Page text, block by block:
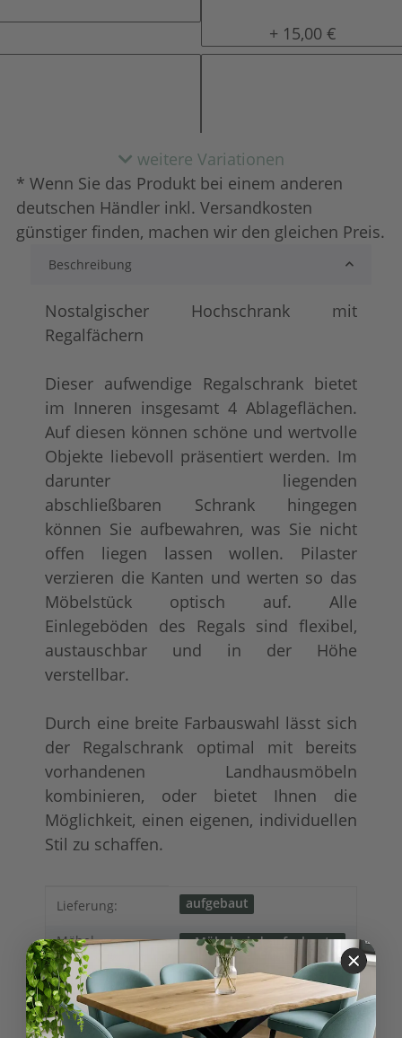
gewachst
+ 15,00 €
lackiert
+ 22,00 € tief gebürstet
shabby chic / antik look
+ 44,00 € Konfigurator
+ 53,00 €
weitere Variationen
* Wenn Sie das Produkt bei einem anderen
deutschen Händler inkl. Versandkosten
günstiger finden, machen wir den gleichen Preis.
Beschreibung
Nostalgischer Hochschrank mit
Regalfächern
Dieser aufwendige Regalschrank bietet
im Inneren insgesamt 4 Ablageflächen.
Auf diesen können schöne und wertvolle
Objekte liebevoll präsentiert werden. Im
darunter liegenden
abschließbaren Schrank hingegen
können Sie aufbewahren, was Sie nicht
offen liegen lassen wollen. Pilaster
verzieren die Kanten und werten so das
Möbelstück optisch auf. Alle
Einlegeböden des Regals sind flexibel,
austauschbar und in der Höhe
verstellbar.
Durch eine breite Farbauswahl lässt sich
der Regalschrank optimal mit bereits
vorhandenen Landhausmöbeln
kombinieren, oder bietet Ihnen die
Möglichkeit, einen eigenen, individuellen
Stil zu schaffen.
Produkteigenschaft
Wert
Lieferung: aufgebaut
Möbel
Lieferung:
Möbel wird aufgebaut
geliefert
Möbelkategorie: Regale
Modern Vintage